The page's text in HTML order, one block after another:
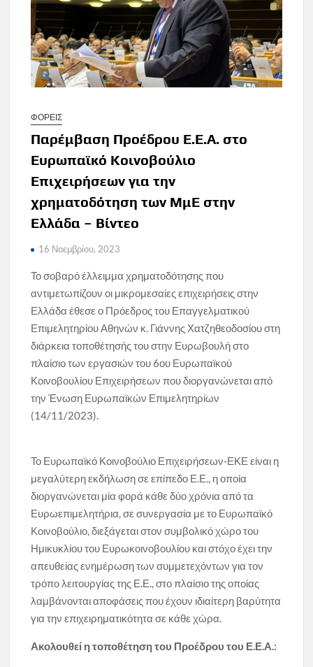
ΦΟΡΕΙΣ
Παρέμβαση Προέδρου Ε.Ε.Α. στο
Ευρωπαϊκό Κοινοβούλιο
Επιχειρήσεων για την
χρηματοδότηση των ΜμΕ στην
Ελλάδα – Βίντεο
16 Νοεμβρίου, 2023
Το σοβαρό έλλειμμα χρηματοδότησης που
αντιμετωπίζουν οι μικρομεσαίες επιχειρήσεις στην
Ελλάδα έθεσε ο Πρόεδρος του Επαγγελματικού
Επιμελητηρίου Αθηνών κ. Γιάννης Χατζηθεοδοσίου στη
διάρκεια τοποθέτησής του στην Ευρωβουλή στο
πλαίσιο των εργασιών του 6ου Ευρωπαϊκού
Κοινοβουλίου Επιχειρήσεων που διοργανώνεται από
την Ένωση Ευρωπαϊκών Επιμελητηρίων
(14/11/2023).
Το Ευρωπαϊκό Κοινοβούλιο Επιχειρήσεων-ΕΚΕ είναι η
μεγαλύτερη εκδήλωση σε επίπεδο Ε.Ε., η οποία
διοργανώνεται μία φορά κάθε δύο χρόνια από τα
Ευρωεπιμελητήρια, σε συνεργασία με το Ευρωπαϊκό
Κοινοβούλιο, διεξάγεται στον συμβολικό χώρο του
Ημικυκλίου του Ευρωκοινοβουλίου και στόχο έχει την
απευθείας ενημέρωση των συμμετεχόντων για τον
τρόπο λειτουργίας της Ε.Ε., στο πλαίσιο της οποίας
λαμβάνονται αποφάσεις που έχουν ιδιαίτερη βαρύτητα
για την επιχειρηματικότητα σε κάθε χώρα.
Ακολουθεί η τοποθέτηση του Προέδρου του Ε.Ε.Α.: